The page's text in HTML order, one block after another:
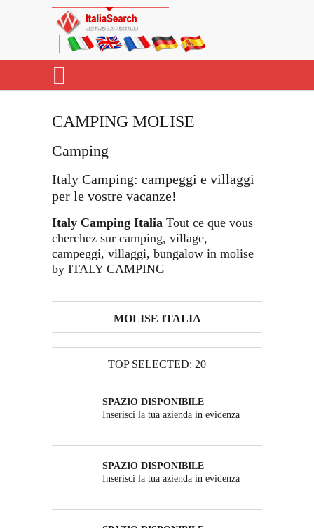
CAMPING MOLISE
Camping
Italy Camping: campeggi e villaggi
per le vostre vacanze!
Italy Camping Italia Tout ce que vous
cherchez sur camping, village,
campeggi, villaggi, bungalow in molise
by ITALY CAMPING
MOLISE ITALIA
TOP SELECTED: 20
SPAZIO DISPONIBILE
Inserisci la tua azienda in evidenza
SPAZIO DISPONIBILE
Inserisci la tua azienda in evidenza